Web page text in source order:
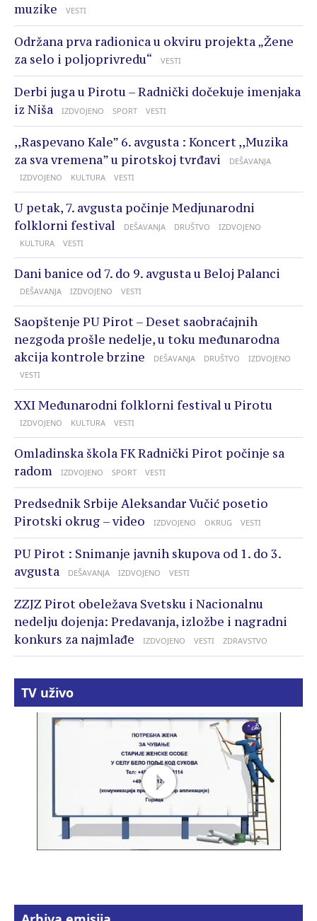
muzike
VESTI
Održana prva radionica u okviru projekta „Žene
za selo i poljoprivredu“
VESTI
Derbi juga u Pirotu – Radnički dočekuje imenjaka
iz Niša
IZDVOJENO SPORT VESTI
,,Raspevano Kale” 6. avgusta : Koncert ,,Muzika
za sva vremena” u pirotskoj tvrđavi
DEŠAVANJA
IZDVOJENO
KULTURA VESTI
U petak, 7. avgusta počinje Medjunarodni
folklorni festival
DEŠAVANJA DRUŠTVO
IZDVOJENO
KULTURA
VESTI
Dani banice od 7. do 9. avgusta u Beloj Palanci
DEŠAVANJA IZDVOJENO VESTI
Saopštenje PU Pirot – Deset saobraćajnih
nezgoda prošle nedelje, u toku međunarodna
akcija kontrole brzine
DEŠAVANJA DRUŠTVO
IZDVOJENO
VESTI
XXI Međunarodni folklorni festival u Pirotu
IZDVOJENO KULTURA VESTI
Omladinska škola FK Radnički Pirot počinje sa
radom
IZDVOJENO SPORT VESTI
Predsednik Srbije Aleksandar Vučić posetio
Pirotski okrug – video
IZDVOJENO OKRUG VESTI
PU Pirot : Snimanje javnih skupova od 1. do 3.
avgusta
DEŠAVANJA IZDVOJENO VESTI
ZZJZ Pirot obeležava Svetsku i Nacionalnu
nedelju dojenja: Predavanja, izložbe i nagradni
konkurs za najmlađe
IZDVOJENO VESTI ZDRAVSTVO
TV uživo